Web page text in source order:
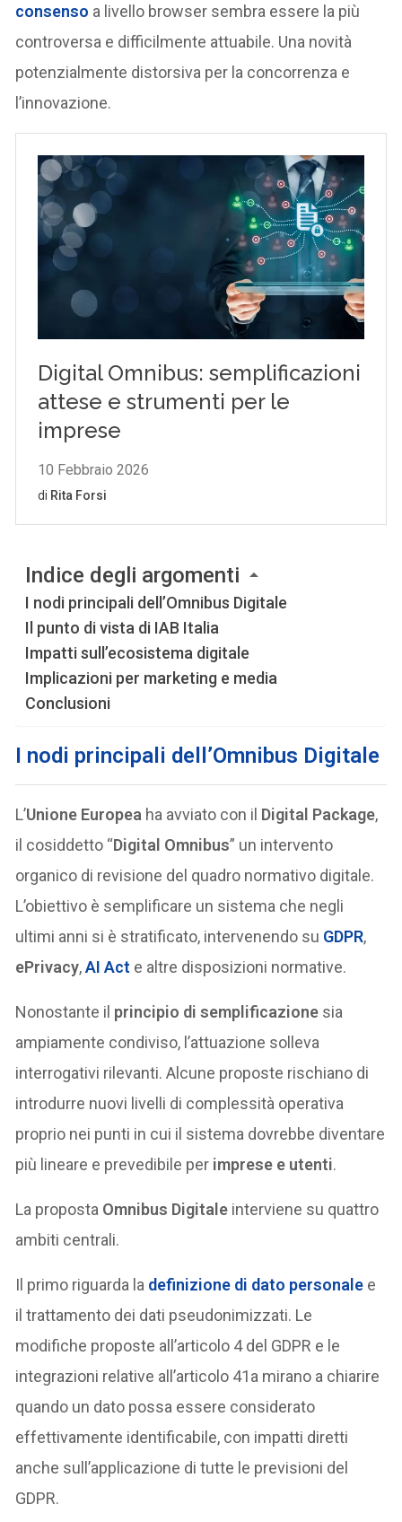
consenso a livello browser sembra essere la più
controversa e difficilmente attuabile. Una novità
potenzialmente distorsiva per la concorrenza e
l’innovazione.
Indice degli argomenti
I nodi principali dell’Omnibus Digitale
Il punto di vista di IAB Italia
Impatti sull’ecosistema digitale
Implicazioni per marketing e media
Conclusioni
I nodi principali dell’Omnibus Digitale
L’Unione Europea ha avviato con il Digital Package,
il cosiddetto “Digital Omnibus” un intervento
organico di revisione del quadro normativo digitale.
L’obiettivo è semplificare un sistema che negli
ultimi anni si è stratificato, intervenendo su GDPR,
ePrivacy,AI Act e altre disposizioni normative.
Nonostante il principio di semplificazione sia
ampiamente condiviso, l’attuazione solleva
interrogativi rilevanti. Alcune proposte rischiano di
introdurre nuovi livelli di complessità operativa
proprio nei punti in cui il sistema dovrebbe diventare
più lineare e prevedibile per imprese e utenti.
La proposta Omnibus Digitale interviene su quattro
ambiti centrali.
Il primo riguarda la definizione di dato personale e
il trattamento dei dati pseudonimizzati. Le
modifiche proposte all’articolo 4 del GDPR e le
integrazioni relative all’articolo 41a mirano a chiarire
quando un dato possa essere considerato
effettivamente identificabile, con impatti diretti
anche sull’applicazione di tutte le previsioni del
GDPR.